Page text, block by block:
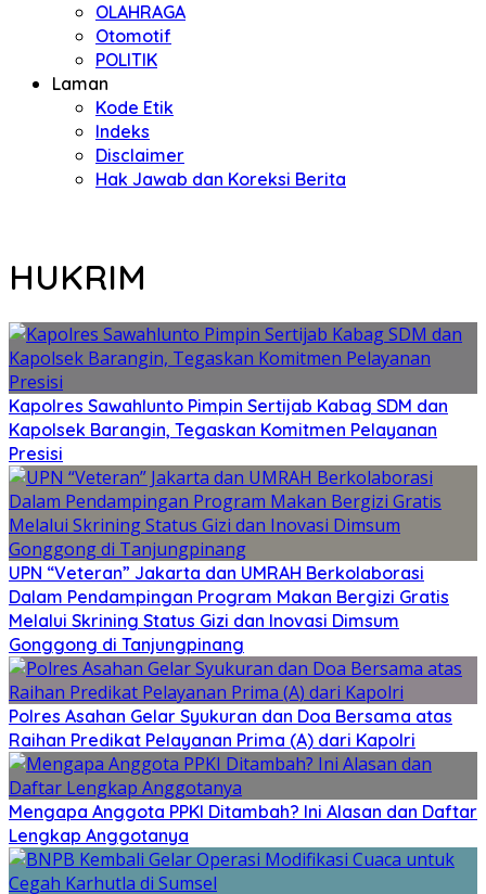
OLAHRAGA
Otomotif
POLITIK
Laman
Kode Etik
Indeks
Disclaimer
Hak Jawab dan Koreksi Berita
HUKRIM
Kapolres Sawahlunto Pimpin Sertijab Kabag SDM dan
Kapolsek Barangin, Tegaskan Komitmen Pelayanan
Presisi
UPN “Veteran” Jakarta dan UMRAH Berkolaborasi
Dalam Pendampingan Program Makan Bergizi Gratis
Melalui Skrining Status Gizi dan Inovasi Dimsum
Gonggong di Tanjungpinang
Polres Asahan Gelar Syukuran dan Doa Bersama atas
Raihan Predikat Pelayanan Prima (A) dari Kapolri
Mengapa Anggota PPKI Ditambah? Ini Alasan dan Daftar
Lengkap Anggotanya